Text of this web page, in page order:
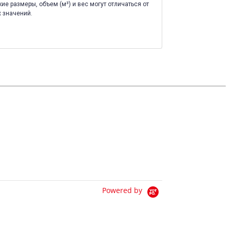
размеры, объем (м³) и вес могут отличаться от
значений.
Powered by